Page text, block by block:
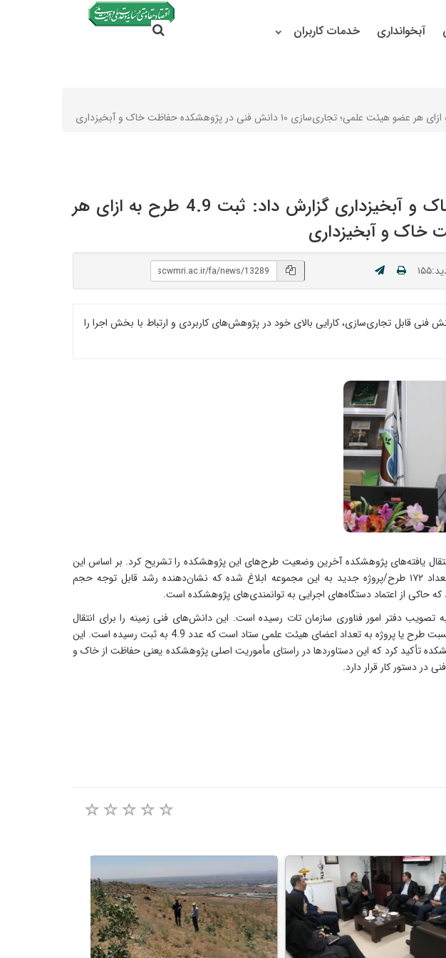
آبخوانداری خدمات کاربران جستجو
جستجو در سایت
معاون پژوهش، فناوری و انتقال یافته‌های پژوهشکده حفاظت خاک و آبخیزداری گزارش داد: ثبت 4.9 طرح به ازای هر
حفاظت خاک و آبخیزداری در سال ۱۴۰۴ با اجرای ۳۶۸ طرح، ابلاغ ۱۷۲ پروژه جدید و تصویب ۱۰ دانش فنی قابل تجاری‌سازی، کارایی بالای خود در پژوهش‌های کاربردی و ارتباط با بخش اجرا را
یافته‌های پژوهشکده آخرین وضعیت طرح‌های این پژوهشکده را تشریح کرد. بر اساس این
گزارش، پژوهشکده در سال ۱۴۰۴ مجموعاً ۳۶۸ طرح/پروژه در دست اجرا داشته است. در طول سال گذشته، تعداد ۱۷۲ طرح/پروژه جدید به این مجموعه ابلاغ شده که نشان‌دهنده رشد قابل توجه حجم
که در سال ۱۴۰۴، تعداد ۱۰ دانش فنی قابل تجاری‌سازی به تصویب دفتر امور فناوری سازمان تات رسیده است. این دانش‌های فنی زمینه را برای انتقال
یافته‌های پژوهشی به بخش تولید و اجرا فراهم می‌کنند. یکی از شاخص‌های کلیدی عملکرد پژوهشکده، متوسط نسبت طرح یا پروژه به تعداد اعضای هیئت علمی ستاد است که عدد 4.9 به ثبت رسیده است. این
تأکید کرد که این دستاوردها در راستای مأموریت اصلی پژوهشکده یعنی حفاظت از خاک و
دستور کار قرار دارد.